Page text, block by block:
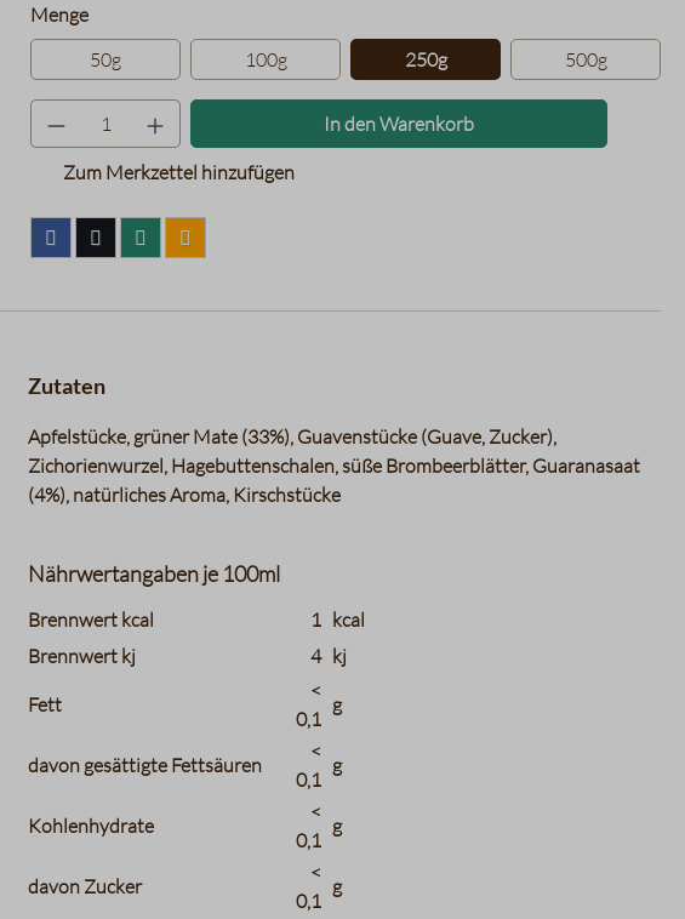
Mengeauswählen
50g
100g 250g 500g
Produkt Anzahl: Gib den gewünschten
In den Warenkorb
Zum Merkzettel hinzufügen
Zutaten
Apfelstücke, grüner Mate (33%), Guavenstücke (Guave, Zucker),
Zichorienwurzel, Hagebuttenschalen, süße Brombeerblätter, Guaranasaat
(4%), natürliches Aroma, Kirschstücke
Nährwertangaben je 100ml
charts.nutritions.header_name charts.nutritions.header_value
Brennwert kcal 1 kcal
Brennwert kj
4 kj
Fett
<
0,1
g
davon gesättigte Fettsäuren
<
0,1
g
Kohlenhydrate
<
0,1
g
davon Zucker
<
0,1
g